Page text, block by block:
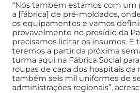
“Nós também estamos com um
a [fábrica] de pré-moldados,
os equipamentos e vamos
provavelmente no presídio da
precisamos licitar os insumos. E
teremos a partir da próxima
turma aqui na Fábrica Social
roupas de capa dos hospitais da
também seis mil uniformes de
administrações regionais”,